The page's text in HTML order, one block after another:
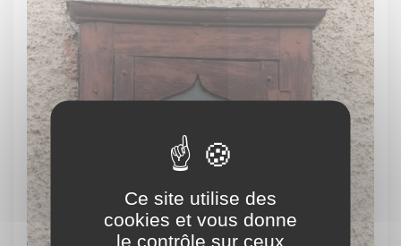
Ce site utilise des
cookies et vous donne
le contrôle sur ceux